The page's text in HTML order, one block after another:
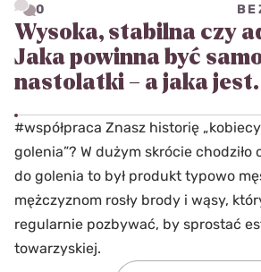
0
Wysoka, stabilna czy
Jaka powinna być
nastolatki – a jaka jest.
#współpraca Znasz historię
golenia”? W dużym skrócie chodziło
do golenia to był produkt typowo
mężczyznom rosły brody i wąsy,
regularnie pozbywać, by sprostać
towarzyskiej.